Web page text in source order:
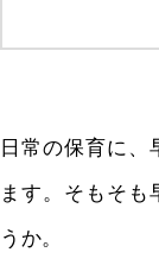
日常の保育に、
ます。そもそも
うか。